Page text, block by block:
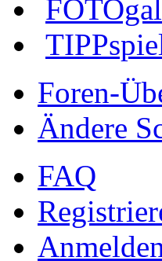
Foren-
Ändere
FAQ
Anmelden